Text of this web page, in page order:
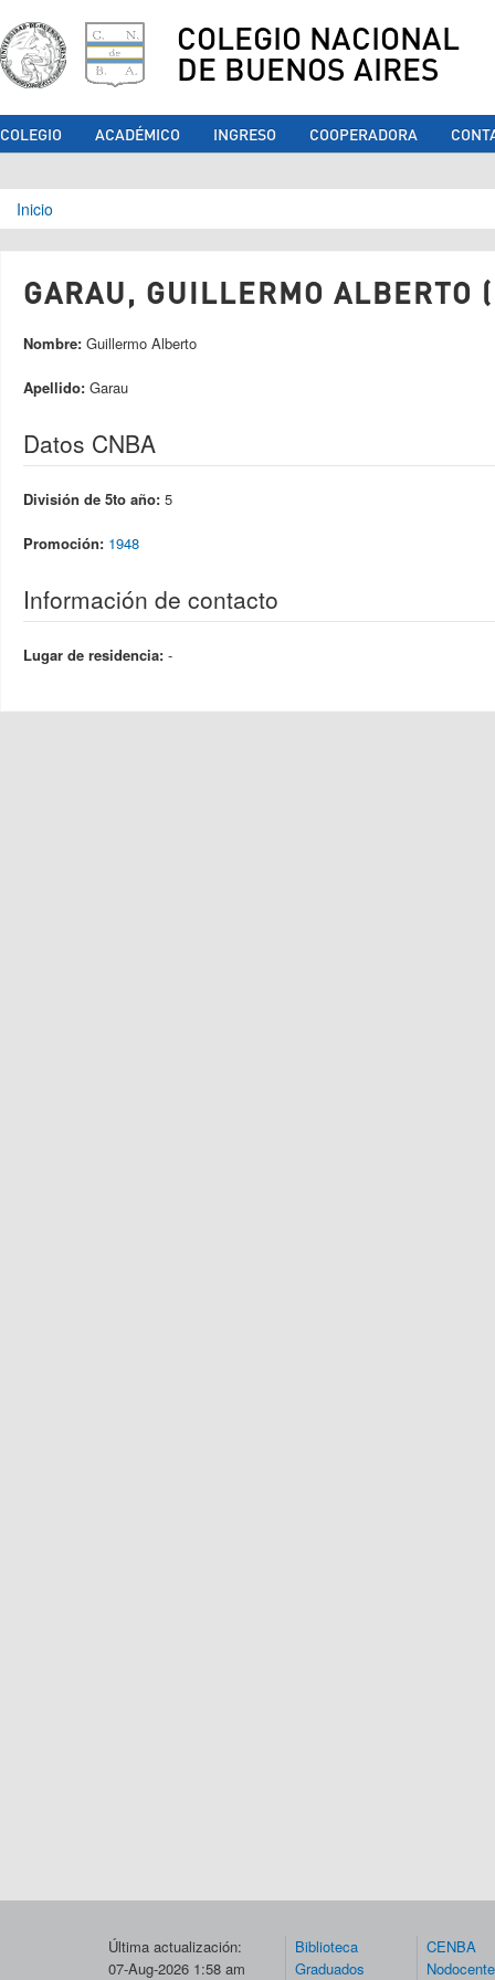
COLEGIO NACIONAL
DE BUENOS AIRES
COLEGIO ACADÉMICO INGRESO COOPERADORA
Se encuentra usted aquí
Inicio
GARAU, GUILLERMO ALBERTO
Nombre: Guillermo Alberto
Apellido: Garau
Datos CNBA
División de 5to año: 5
Promoción: 1948
Información de contacto
Lugar de residencia: -
Última actualización:
07-Aug-2026 1:58 am
Biblioteca
Graduados
CENBA